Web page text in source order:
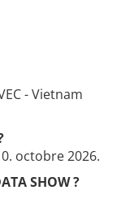
- Vietnam
octobre 2026.
SHOW ?